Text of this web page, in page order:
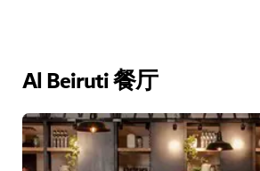
Al Beiruti 餐厅